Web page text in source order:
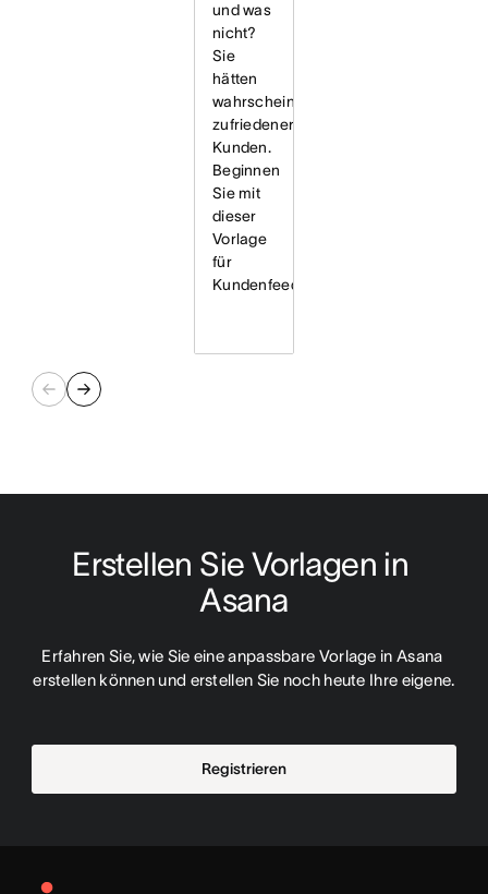
und was
nicht?
Sie
hätten
wahrscheinlich
zufriedenere
Kunden.
Beginnen
Sie mit
dieser
Vorlage
für
Kundenfeedback.
Erstellen Sie Vorlagen in
Asana
Erfahren Sie, wie Sie eine anpassbare Vorlage in Asana
erstellen können und erstellen Sie noch heute Ihre eigene.
Registrieren